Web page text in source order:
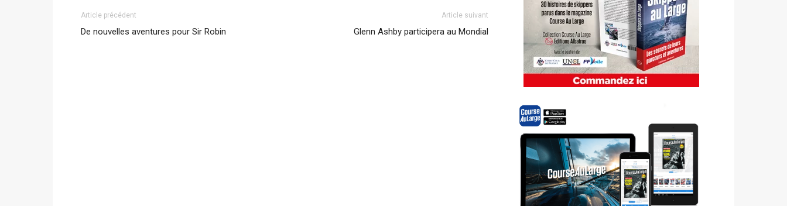
Article précédent
De nouvelles aventures pour Sir Robin
Article suivant
Glenn Ashby participera au Mondial